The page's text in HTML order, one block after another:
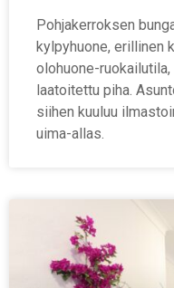
Pohjakerroksen
kylpyhuone, erillinen
olohuone-
laatoitettu piha.
siihen kuuluu
uima-allas.